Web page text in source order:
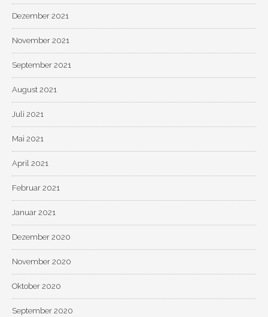
Dezember 2021
November 2021
September 2021
August 2021
Juli 2021
Mai 2021
April 2021
Februar 2021
Januar 2021
Dezember 2020
November 2020
Oktober 2020
September 2020